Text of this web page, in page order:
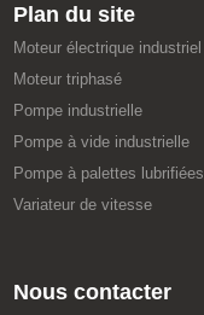
Plan du site
Moteur électrique industriel
Moteur triphasé
Pompe industrielle
Pompe à vide industrielle
Pompe à palettes lubrifiées
Variateur de vitesse
Nous contacter